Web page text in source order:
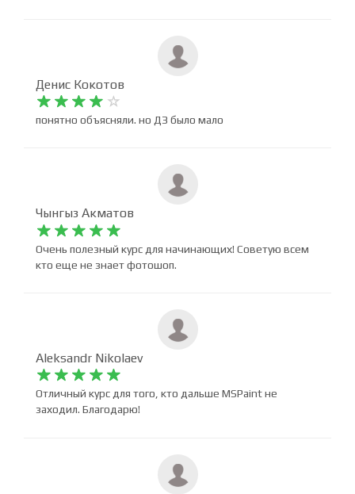
Денис Кокотов
    
    
понятно объясняли. но ДЗ было мало
Чынгыз Акматов
    
    
Очень полезный курс для начинающих! Советую всем
кто еще не знает фотошоп.
Aleksandr Nikolaev
    
    
Отличный курс для того, кто дальше MSPaint не
заходил. Благодарю!